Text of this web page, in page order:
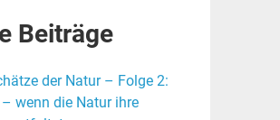
Beiträge
der Natur – Folge 2:
wenn die Natur ihre